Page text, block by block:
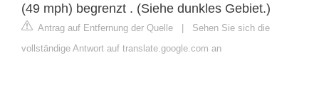
(49 mph) begrenzt . (Siehe dunkles Gebiet.)
Antrag auf Entfernung der Quelle | Sehen Sie sich die
vollständige Antwort auf translate.google.com an